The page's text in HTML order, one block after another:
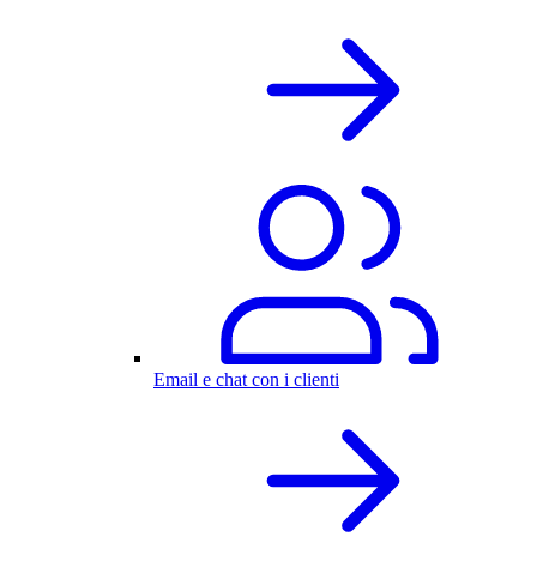
Email e chat con i clienti